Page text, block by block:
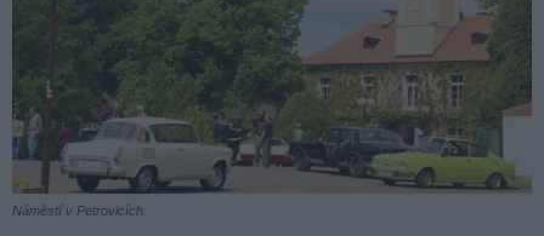
Náměstí v Petrovicích.